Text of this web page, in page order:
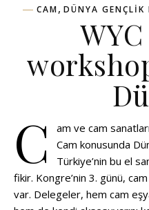
CAM, DÜNYA GENÇLIK
C
am ve cam
Cam konusunda
Türkiye’nin bu el
fikir. Kongre’nin 3. günü,
var. Delegeler, hem cam